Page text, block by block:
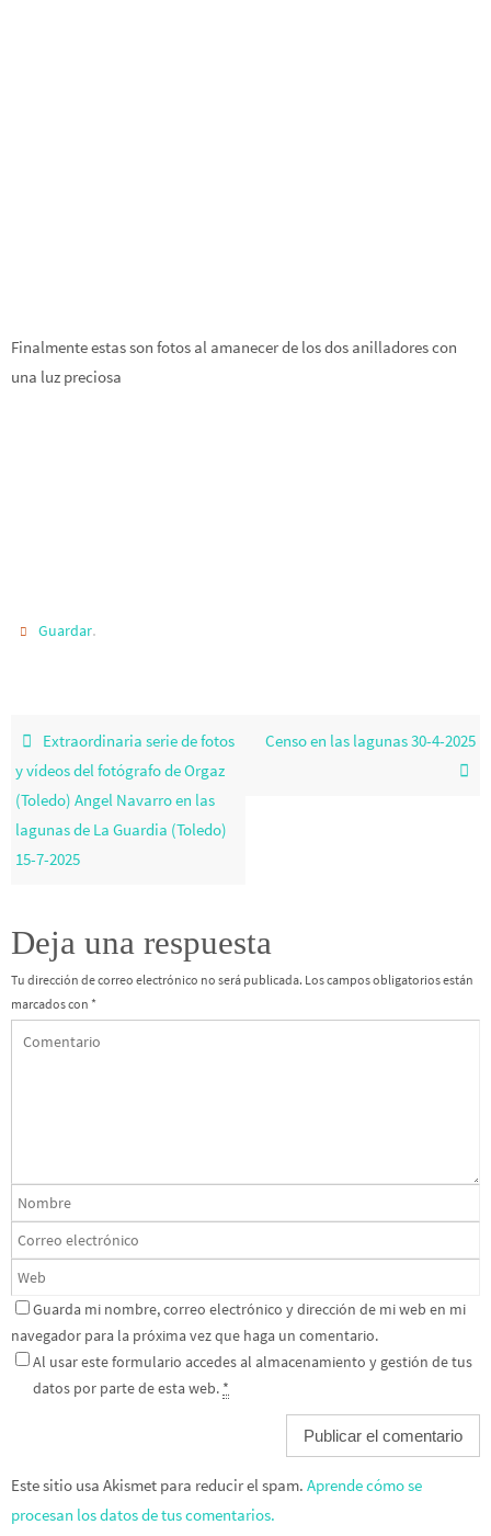
Finalmente estas son fotos al amanecer de los dos anilladores con
una luz preciosa
Guardar.
Extraordinaria serie de fotos
y vídeos del fotógrafo de Orgaz
(Toledo) Angel Navarro en las
lagunas de La Guardia (Toledo)
15-7-2025
Censo en las lagunas 30-4-2025
Deja una respuesta
Tu dirección de correo electrónico no será publicada. Los campos obligatorios están
marcados con *
Guarda mi nombre, correo electrónico y dirección de mi web en mi
navegador para la próxima vez que haga un comentario.
Al usar este formulario accedes al almacenamiento y gestión de tus
datos por parte de esta web. *
Este sitio usa Akismet para reducir el spam. Aprende cómo se
procesan los datos de tus comentarios.